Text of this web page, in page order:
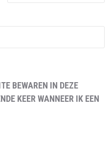
BEWAREN IN DEZE
KEER WANNEER IK EEN